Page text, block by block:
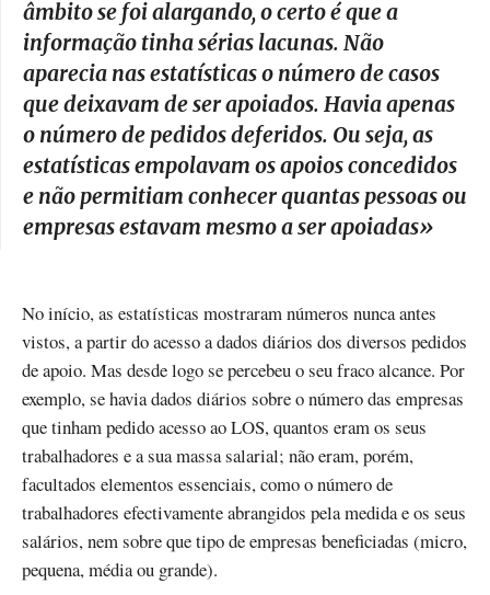
âmbito se foi alargando, o certo é que a
informação tinha sérias lacunas. Não
aparecia nas estatísticas o número de casos
que deixavam de ser apoiados. Havia apenas
o número de pedidos deferidos. Ou seja, as
estatísticas empolavam os apoios concedidos
e não permitiam conhecer quantas pessoas ou
empresas estavam mesmo a ser apoiadas»
No início, as estatísticas mostraram números nunca antes
vistos, a partir do acesso a dados diários dos diversos pedidos
de apoio. Mas desde logo se percebeu o seu fraco alcance. Por
exemplo, se havia dados diários sobre o número das empresas
que tinham pedido acesso ao LOS, quantos eram os seus
trabalhadores e a sua massa salarial; não eram, porém,
facultados elementos essenciais, como o número de
trabalhadores efectivamente abrangidos pela medida e os seus
salários, nem sobre que tipo de empresas beneficiadas (micro,
pequena, média ou grande).